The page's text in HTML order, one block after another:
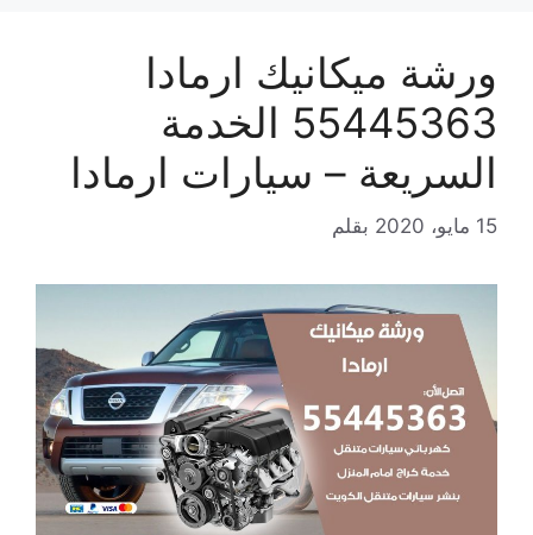
ورشة ميكانيك ارمادا
55445363 الخدمة
السريعة – سيارات ارمادا
15 مايو، 2020 بقلم